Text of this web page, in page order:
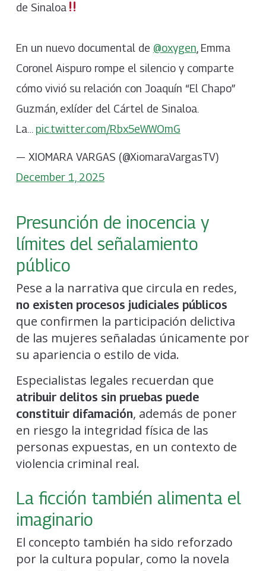
de Sinaloa
En un nuevo documental de @oxygen , Emma
Coronel Aispuro rompe el silencio y comparte
cómo vivió su relación con Joaquín “El Chapo”
Guzmán, exlíder del Cártel de Sinaloa.
La… pic.twitter.com/Rbx5eWWOmG
— XIOMARA VARGAS (@XiomaraVargasTV)
December 1, 2025
Presunción de inocencia y
límites del señalamiento
público
Pese a la narrativa que circula en redes,
no existen procesos judiciales públicos
que confirmen la participación delictiva
de las mujeres señaladas únicamente por
su apariencia o estilo de vida.
Especialistas legales recuerdan que
atribuir delitos sin pruebas puede
constituir difamación, además de poner
en riesgo la integridad física de las
personas expuestas, en un contexto de
violencia criminal real.
La ficción también alimenta el
imaginario
El concepto también ha sido reforzado
por la cultura popular, como la novela